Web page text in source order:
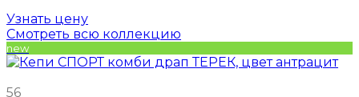
Узнать цену
Смотреть всю коллекцию
new
56